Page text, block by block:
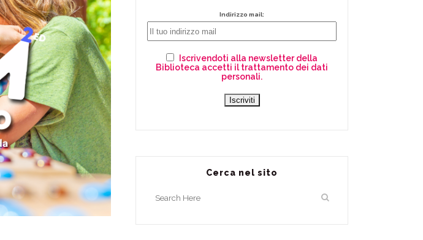
Indirizzo mail:
Iscrivendoti alla newsletter della
Biblioteca accetti il trattamento dei dati
personali.
Cerca nel sito